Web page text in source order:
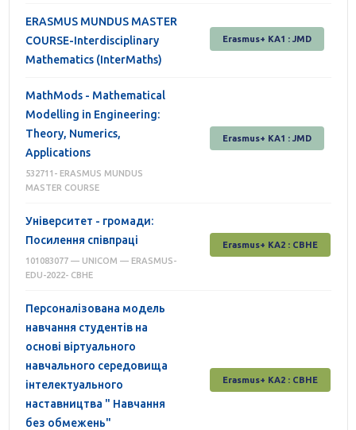
ERASMUS MUNDUS MASTER
COURSE-Interdisciplinary
Mathematics (InterMaths)
Erasmus+ KA1 : JMD
MathMods - Mathematical
Modelling in Engineering:
Theory, Numerics,
Applications
532711- ERASMUS MUNDUS
MASTER COURSE
Erasmus+ KA1 : JMD
Університет - громади:
Посилення співпраці
101083077 — UNICOM — ERASMUS-
EDU-2022- CBHE
Erasmus+ КА2 : СВНЕ
Персоналізована модель
навчання студентів на
основі віртуального
навчального середовища
інтелектуального
наставництва " Навчання
без обмежень"
Erasmus+ КА2 : СВНЕ